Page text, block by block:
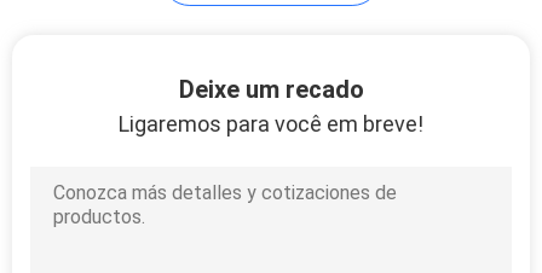
Deixe um recado
Ligaremos para você em breve!